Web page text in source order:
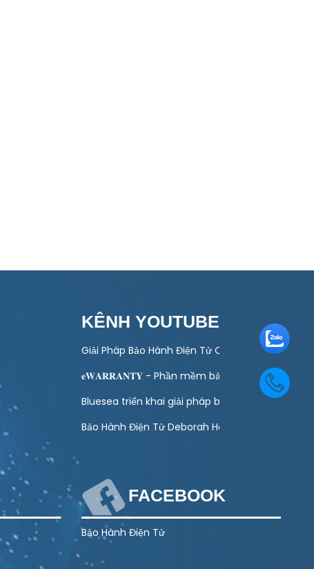
quản lý bảo hành
hoạt động kinh doanh của doanh nghiệp
Khuyến Mại Trực Tuyến Cuối Năm – Tết 2027
Lượng Mặt Trời – Giải Pháp Hiện Đại Cho DN
KÊNH YOUTUBE
Giải Pháp Bảo Hành Điện Tử Cho Ngành Điện Máy
𝐞𝐖𝐀𝐑𝐑𝐀𝐍𝐓𝐘 - Phần mềm bảo hành điện tử
Bluesea triển khai giải pháp bảo hành điện tử
Bảo Hành Điện Tử Deborah Home
FACEBOOK
Bảo Hành Điện Tử